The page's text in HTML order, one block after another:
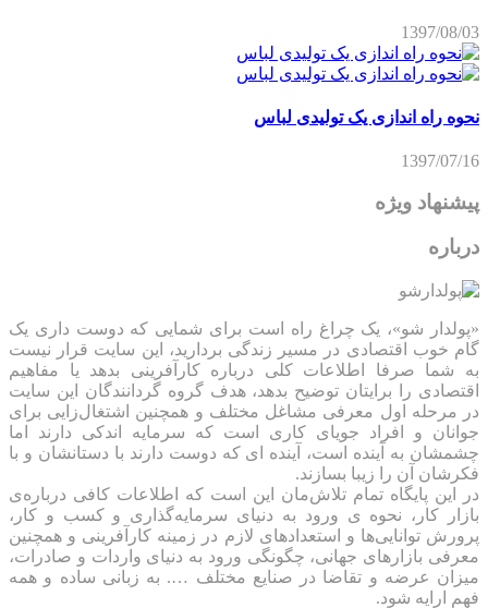
1397/08/03
نحوه راه اندازی یک تولیدی لباس
1397/07/16
پیشنهاد ویژه
درباره
«پولدار شو»، یک چراغ راه است برای شمایی که دوست داری یک
گام خوب اقتصادی در مسیر زندگی بردارید، این سایت قرار نیست
به شما صرفا اطلاعات کلی درباره کارآفرینی بدهد یا مفاهیم
اقتصادی را برایتان توضیح بدهد، هدف گروه گردانندگان این سایت
در مرحله اول معرفی مشاغل مختلف و همچنین اشتغال‌زایی برای
جوانان و افراد جویای کاری است که سرمایه اندکی دارند اما
چشمشان به آینده است، آینده ای که دوست دارند با دستانشان و با
فکرشان آن را زیبا بسازند.
در این پایگاه تمام تلاش‌مان این است که ‌اطلاعات کافی درباره‌ی
بازار کار، نحوه ی ورود به دنیای سرمایه‌گذاری و کسب و کار،
پرورش توانایی‌ها و استعدادهای لازم در زمینه کارآفرینی و همچنین
معرفی بازارهای جهانی، چگونگی ورود به دنیای واردات و صادرات،
میزان عرضه و تقاضا در صنایع مختلف …. به زبانی ساده و همه
فهم ارایه شود.